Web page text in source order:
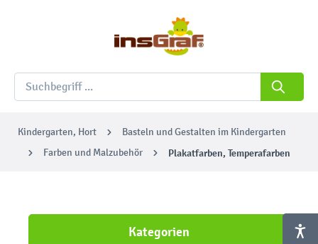
Kindergarten, Hort
Basteln und Gestalten im Kindergarten
Farben und Malzubehör
Plakatfarben, Temperafarben
Kategorien